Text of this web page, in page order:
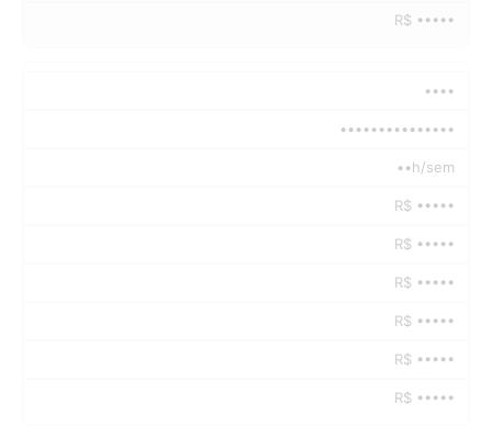
R$ •••••
••••
•••••••••••••••
••h/sem
R$ •••••
R$ •••••
R$ •••••
R$ •••••
R$ •••••
R$ •••••